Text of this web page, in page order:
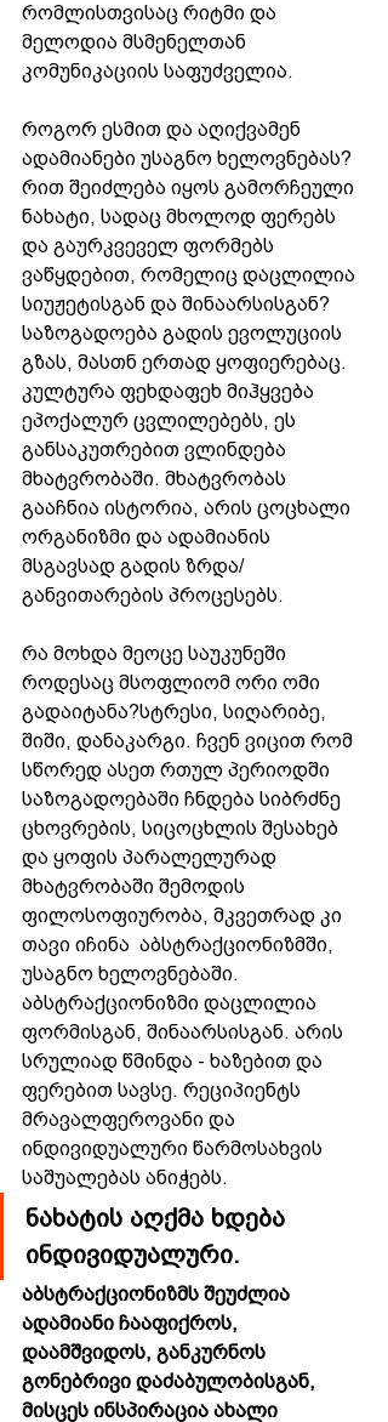
რომლისთვისაც რიტმი და
მელოდია მსმენელთან
კომუნიკაციის საფუძველია.
როგორ ესმით და აღიქვამენ
ადამიანები უსაგნო ხელოვნებას?
რით შეიძლება იყოს გამორჩეული
ნახატი, სადაც მხოლოდ ფერებს
და გაურკვეველ ფორმებს
ვაწყდებით, რომელიც დაცლილია
სიუჟეტისგან და შინაარსისგან?
საზოგადოება გადის ევოლუციის
გზას, მასთნ ერთად ყოფიერებაც.
კულტურა ფეხდაფეხ მიჰყვება
ეპოქალურ ცვლილებებს, ეს
განსაკუთრებით ვლინდება
მხატვრობაში. მხატვრობას
გააჩნია ისტორია, არის ცოცხალი
ორგანიზმი და ადამიანის
მსგავსად გადის ზრდა/
განვითარების პროცესებს.
რა მოხდა მეოცე საუკუნეში
როდესაც მსოფლიომ ორი ომი
გადაიტანა?სტრესი, სიღარიბე,
შიში, დანაკარგი. ჩვენ ვიცით რომ
სწორედ ასეთ რთულ პერიოდში
საზოგადოებაში ჩნდება სიბრძნე
ცხოვრების, სიცოცხლის შესახებ
და ყოფის პარალელურად
მხატვრობაში შემოდის
ფილოსოფიურობა, მკვეთრად კი
თავი იჩინა  აბსტრაქციონიზმში,
უსაგნო ხელოვნებაში.
აბსტრაქციონიზმი დაცლილია
ფორმისგან, შინაარსისგან. არის
სრულიად წმინდა - ხაზებით და
ფერებით სავსე. რეციპიენტს
მრავალფეროვანი და
ინდივიდუალური წარმოსახვის
საშუალებას ანიჭებს.
ნახატის აღქმა ხდება
ინდივიდუალური.
აბსტრაქციონიზმს შეუძლია
ადამიანი ჩააფიქროს,
დაამშვიდოს, განკურნოს
გონებრივი დაძაბულობისგან,
მისცეს ინსპირაცია ახალი